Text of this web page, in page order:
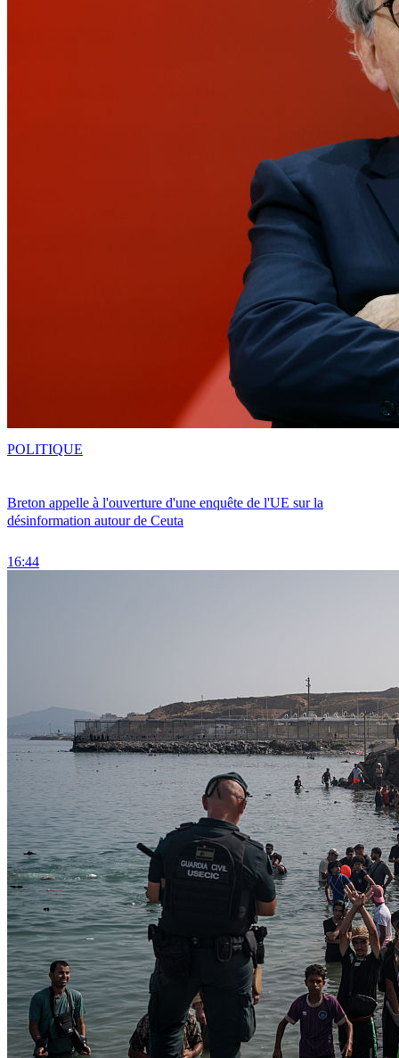
Breton appelle à l'ouverture d'une enquête de l'UE sur la
désinformation autour de Ceuta
16:44
POLITIQUE